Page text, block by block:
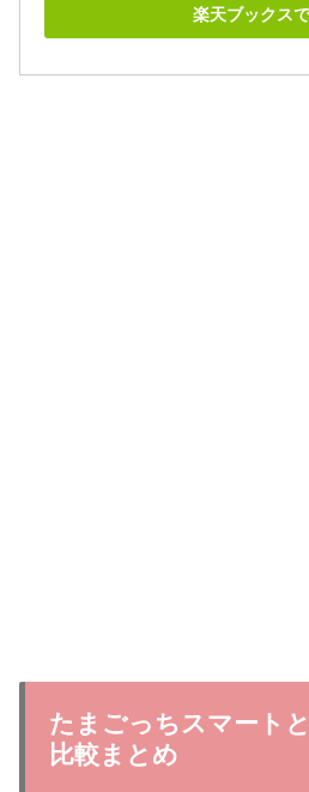
楽天ブックス
たまごっちスマート
比較まとめ